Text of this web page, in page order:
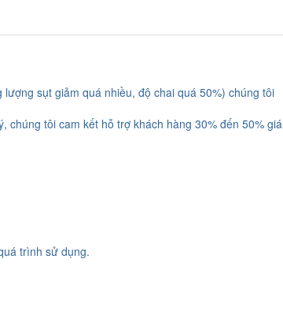
sụt giảm quá nhiều, độ chai quá 50%) chúng tôi
chúng tôi cam kết hỗ trợ khách hàng 30% đến 50% giá
trình sử dụng.